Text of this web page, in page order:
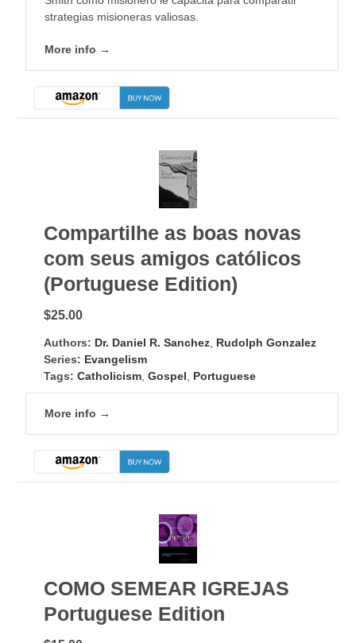
strategias misioneras valiosas.
More info →
Compartilhe as boas novas
com seus amigos católicos
(Portuguese Edition)
$25.00
Authors: Dr. Daniel R. Sanchez Rudolph Gonzalez
Series: Evangelism
Tags: Catholicism ,Gospel Portuguese
More info →
COMO SEMEAR IGREJAS
Portuguese Edition